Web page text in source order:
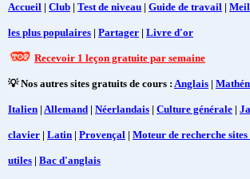
Accueil | Club | Test de niveau | Guide de travail |
les plus populaires | Partager | Livre d'or
Recevoir 1 leçon gratuite par semaine
💡 Nos autres sites gratuits de cours : Anglais |
Italien | Allemand | Néerlandais | Culture générale |
clavier | Latin | Provençal | Moteur de recherche
utiles | Bac d'anglais